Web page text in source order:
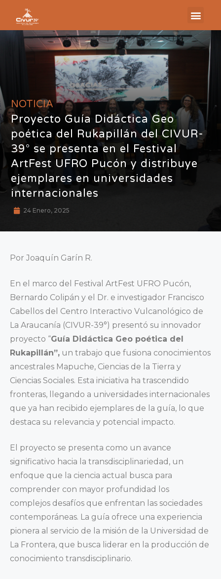
NOTICIA
Proyecto Guía Didáctica Geo
poética del Rukapillán del CIVUR-
39° se presenta en el Festival
ArtFest UFRO Pucón y distribuye
ejemplares en universidades
internacionales
24 Enero, 2025
Por Joaquín Garín R.
En el marco del Festival ArtFest UFRO Pucón,
Bernardo Colipán y el Dr. e investigador Francisco
Cabellos del Centro Interactivo Vulcanológico de
La Araucanía (CIVUR-39°) presentó su innovador
proyecto “Guía Didáctica Geo poética del
Rukapillán”, un trabajo que fusiona conocimientos
ancestrales Mapuche, Ciencias de la Tierra y
Ciencias Sociales. Esta iniciativa ha trascendido
fronteras, llegando a universidades internacionales
que ya han recibido ejemplares de la guía, lo que
destaca su relevancia y potencial impacto.
El proyecto se presenta como un avance
significativo hacia la transdisciplinariedad, un
enfoque que la ciencia actual busca para
comprender con mayor profundidad los
complejos desafíos que enfrentan las sociedades
contemporáneas. La guía ofrece una experiencia
pionera al servicio de la misión de la Universidad de
La Frontera, que busca liderar en la producción de
conocimiento transdisciplinario.